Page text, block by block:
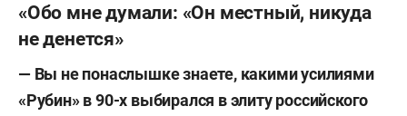
«Обо мне думали: «Он местный, никуда
не денется»
— Вы не понаслышке знаете, какими усилиями
«Рубин» в 90-х выбирался в элиту российского